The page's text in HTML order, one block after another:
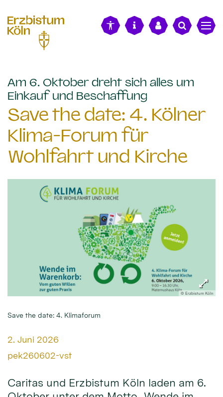
Am 6. Oktober dreht sich alles um
Einkauf und Beschaffung
Save the date: 4. Kölner
Klima-Forum für
Wohlfahrt und Kirche
© Erzbistum Köln
Save the date: 4. Klimaforum
Datum:
2. Juni 2026
Von:
pek260602-vst
Caritas und Erzbistum Köln laden am 6.